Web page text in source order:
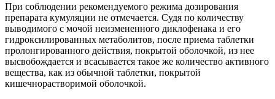
При соблюдении рекомендуемого режима дозирования
препарата кумуляции не отмечается. Судя по количеству
выводимого с мочой неизмененного диклофенака и его
гидроксилированных метаболитов, после приема таблетки
пролонгированного действия, покрытой оболочкой, из нее
высвобождается и всасывается такое же количество активного
вещества, как из обычной таблетки, покрытой
кишечнорастворимой оболочкой.